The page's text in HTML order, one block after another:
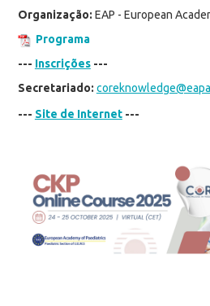
Organização: EAP - European
Programa
--- Inscrições---
Secretariado:
--- Site de Internet---